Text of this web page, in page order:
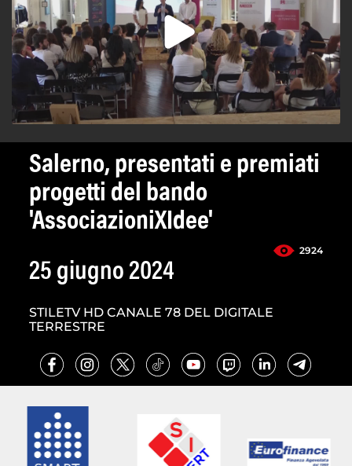
Salerno, presentati e premiati
progetti del bando
'AssociazioniXIdee'
2924
25 giugno 2024
STILETV HD CANALE 78 DEL DIGITALE
TERRESTRE